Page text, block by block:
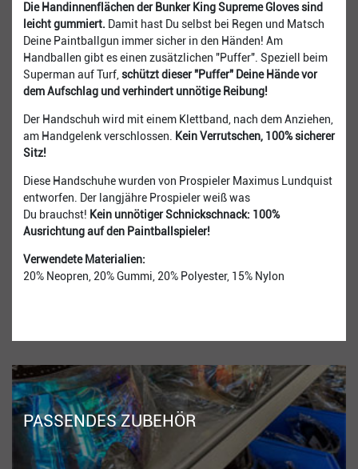
Die Handinnenflächen der Bunker King Supreme Gloves sind
leicht gummiert. Damit hast Du selbst bei Regen und Matsch
Deine Paintballgun immer sicher in den Händen! Am
Handballen gibt es einen zusätzlichen "Puffer". Speziell beim
Superman auf Turf, schützt dieser "Puffer" Deine Hände vor
dem Aufschlag und verhindert unnötige Reibung!
Der Handschuh wird mit einem Klettband, nach dem Anziehen,
am Handgelenk verschlossen.
Kein Verrutschen, 100% sicherer
Sitz!
Diese Handschuhe wurden von Prospieler Maximus Lundquist
entworfen. Der langjähre Prospieler weiß was
Du brauchst! Kein unnötiger Schnickschnack: 100%
Ausrichtung auf den Paintballspieler!
Verwendete Materialien:
20% Neopren, 20% Gummi, 20% Polyester, 15% Nylon
PASSENDES ZUBEHÖR